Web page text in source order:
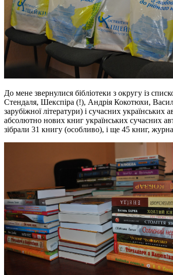
До мене звернулися бібліотеки з округу із
Стендаля, Шекспіра (!), Андрія Кокотюхи,
зарубіжної літератури) і сучасних
абсолютно нових книг українських сучасних
зібрали 31 книгу (особливо), і ще 45 книг,